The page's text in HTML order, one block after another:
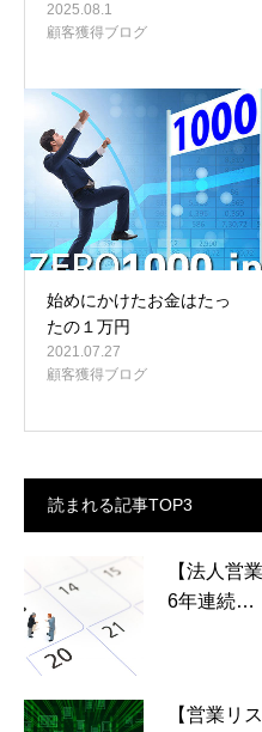
2025.08.1
顧客獲得ブログ
始めにかけたお金はたっ
たの１万円
2021.07.27
顧客獲得ブログ
読まれる記事TOP3
【法人営
6年連続…
【営業リ